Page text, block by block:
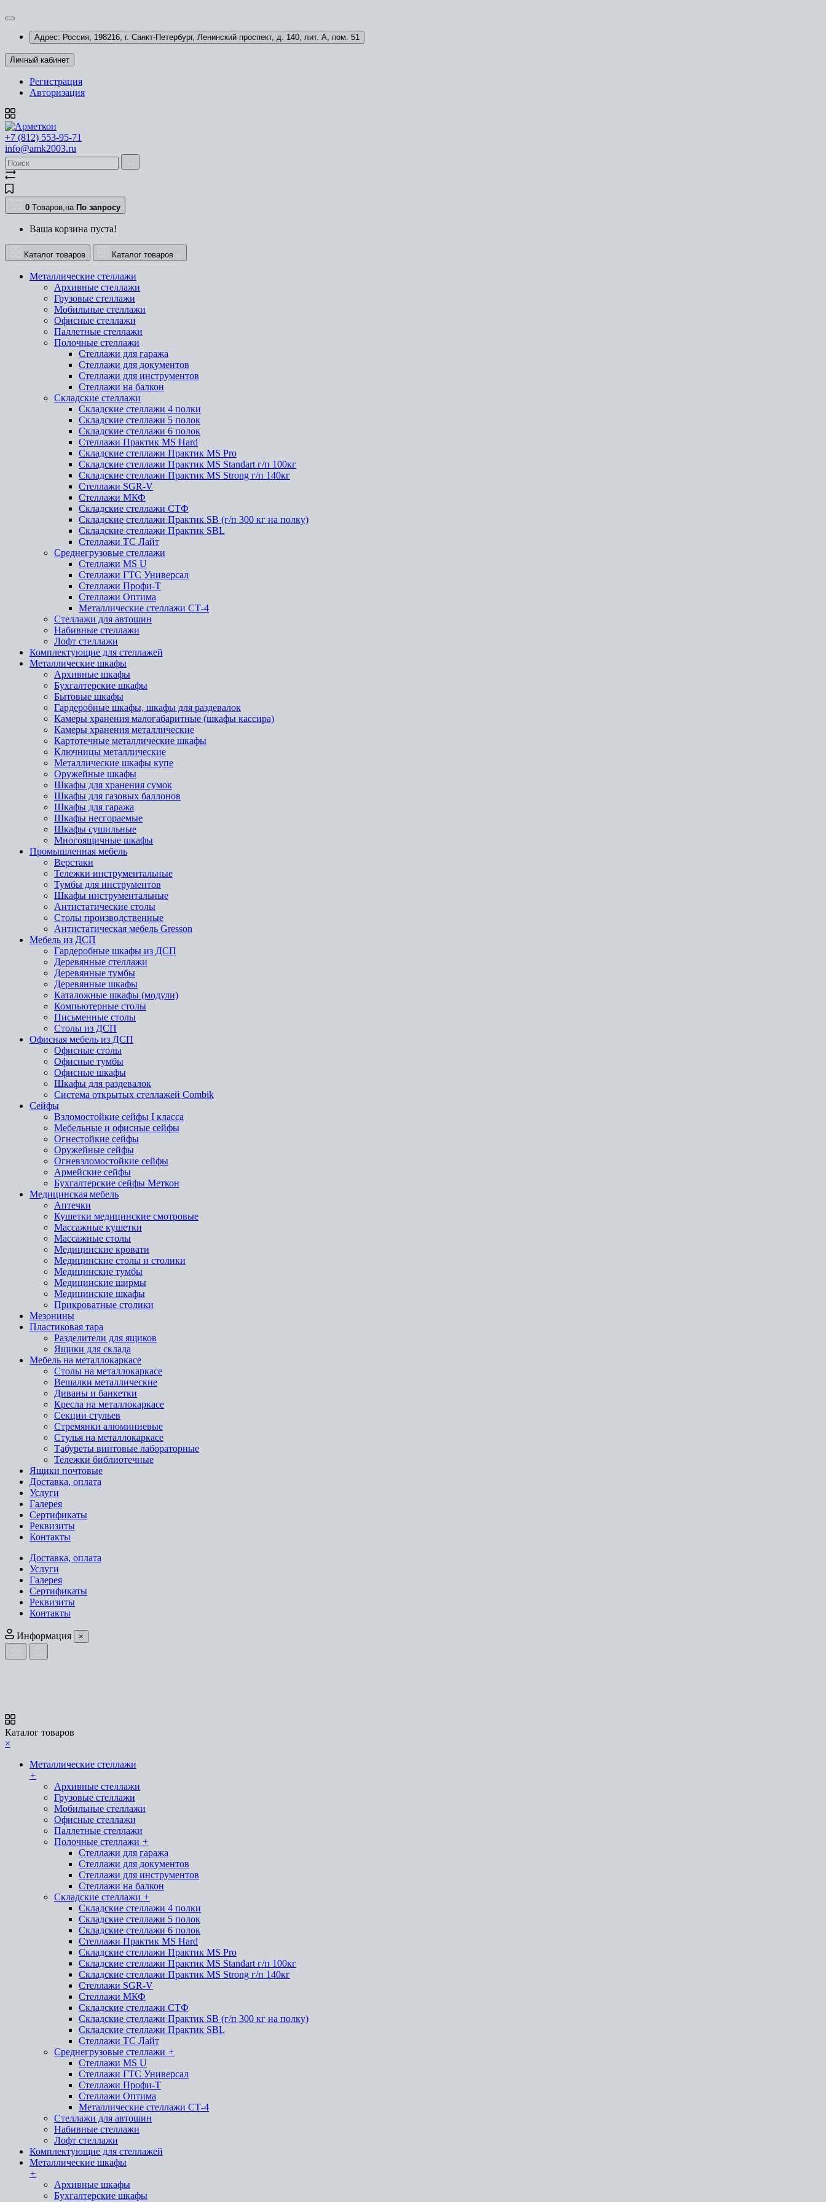
Адрес: Россия, 198216, г. Санкт-Петербург, Ленинский проспект, д. 140, лит. А, пом. 51
Личный кабинет
Регистрация
Авторизация
+7 (812) 553-95-71
info@amk2003.ru
0 Tоваров,на По запросу
Ваша корзина пуста!
Каталог товаров Каталог товаров
Металлические стеллажи
Архивные стеллажи
Грузовые стеллажи
Мобильные стеллажи
Офисные стеллажи
Паллетные стеллажи
Полочные стеллажи
Стеллажи для гаража
Стеллажи для документов
Стеллажи для инструментов
Стеллажи на балкон
Складские стеллажи
Складские стеллажи 4 полки
Складские стеллажи 5 полок
Складские стеллажи 6 полок
Стеллажи Практик MS Hard
Складские стеллажи Практик MS Pro
Складские стеллажи Практик MS Standart г/п 100кг
Складские стеллажи Практик MS Strong г/п 140кг
Стеллажи SGR-V
Стеллажи МКФ
Складские стеллажи СТФ
Складские стеллажи Практик SB (г/п 300 кг на полку)
Складские стеллажи Практик SBL
Стеллажи ТС Лайт
Среднегрузовые стеллажи
Стеллажи MS U
Стеллажи ГТС Универсал
Стеллажи Профи-Т
Стеллажи Оптима
Металлические стеллажи СТ-4
Стеллажи для автошин
Набивные стеллажи
Лофт стеллажи
Комплектующие для стеллажей
Металлические шкафы
Архивные шкафы
Бухгалтерские шкафы
Бытовые шкафы
Гардеробные шкафы, шкафы для раздевалок
Камеры хранения малогабаритные (шкафы кассира)
Камеры хранения металлические
Картотечные металлические шкафы
Ключницы металлические
Металлические шкафы купе
Оружейные шкафы
Шкафы для хранения сумок
Шкафы для газовых баллонов
Шкафы для гаража
Шкафы несгораемые
Шкафы сушильные
Многоящичные шкафы
Промышленная мебель
Верстаки
Тележки инструментальные
Тумбы для инструментов
Шкафы инструментальные
Антистатические столы
Столы производственные
Антистатическая мебель Gresson
Мебель из ДСП
Гардеробные шкафы из ДСП
Деревянные стеллажи
Деревянные тумбы
Деревянные шкафы
Каталожные шкафы (модули)
Компьютерные столы
Письменные столы
Столы из ДСП
Офисная мебель из ДСП
Офисные столы
Офисные тумбы
Офисные шкафы
Шкафы для раздевалок
Система открытых стеллажей Combik
Сейфы
Взломостойкие сейфы I класса
Мебельные и офисные сейфы
Огнестойкие сейфы
Оружейные сейфы
Огневзломостойкие сейфы
Армейские сейфы
Бухгалтерские сейфы Меткон
Медицинская мебель
Аптечки
Кушетки медицинские смотровые
Массажные кушетки
Массажные столы
Медицинские кровати
Медицинские столы и столики
Медицинские тумбы
Медицинские ширмы
Медицинские шкафы
Прикроватные столики
Мезонины
Пластиковая тара
Разделители для ящиков
Ящики для склада
Мебель на металлокаркасе
Cтолы на металлокаркасе
Вешалки металлические
Диваны и банкетки
Кресла на металлокаркасе
Секции стульев
Стремянки алюминиевые
Стулья на металлокаркасе
Табуреты винтовые лабораторные
Тележки библиотечные
Ящики почтовые
Доставка, оплата
Услуги
Галерея
Сертификаты
Реквизиты
Контакты
Доставка, оплата
Услуги
Галерея
Сертификаты
Реквизиты
Контакты
Информация ×
Каталог товаров
×
Металлические стеллажи
+
Архивные стеллажи
Грузовые стеллажи
Мобильные стеллажи
Офисные стеллажи
Паллетные стеллажи
Полочные стеллажи +
Стеллажи для гаража
Стеллажи для документов
Стеллажи для инструментов
Стеллажи на балкон
Складские стеллажи +
Складские стеллажи 4 полки
Складские стеллажи 5 полок
Складские стеллажи 6 полок
Стеллажи Практик MS Hard
Складские стеллажи Практик MS Pro
Складские стеллажи Практик MS Standart г/п 100кг
Складские стеллажи Практик MS Strong г/п 140кг
Стеллажи SGR-V
Стеллажи МКФ
Складские стеллажи СТФ
Складские стеллажи Практик SB (г/п 300 кг на полку)
Складские стеллажи Практик SBL
Стеллажи ТС Лайт
Среднегрузовые стеллажи +
Стеллажи MS U
Стеллажи ГТС Универсал
Стеллажи Профи-Т
Стеллажи Оптима
Металлические стеллажи СТ-4
Стеллажи для автошин
Набивные стеллажи
Лофт стеллажи
Комплектующие для стеллажей
Металлические шкафы
+
Архивные шкафы
Бухгалтерские шкафы